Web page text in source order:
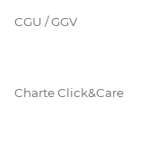
CGU / GGV
Charte Click&Care